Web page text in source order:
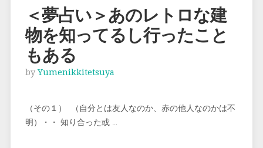
の
よ
試
を
す
＜夢占い＞あのレトロな建
物を知ってるし行ったこと
もある
byYumenikkitetsuya
（その１） （自分とは友人なのか、赤の他人なのかは不
明）・・ 知り合った或 …